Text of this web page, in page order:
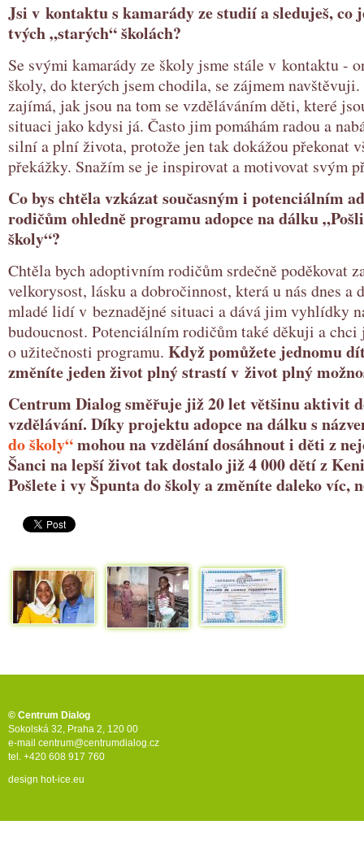
Jsi v kontaktu s kamarády ze studií a sleduješ, co
tvých „starých“ školách?
Se svými kamarády ze školy jsme stále v kontaktu -
školy, do kterých jsem chodila, se zájmem navštěvuji.
zajímá, jak jsou na tom se vzděláváním děti, které
situaci jako kdysi já. Často jim pomáhám radou a
silní a plní života, protože jen tak dokážou překonat
překážky. Snažím se je inspirovat a motivovat svým
Co bys chtěla vzkázat současným i potenciálním
rodičům ohledně programu adopce na dálku
školy“?
Chtěla bych adoptivním rodičům srdečně poděkovat
velkorysost, lásku a dobročinnost, která u nás dnes a
mladé lidí v beznadějné situaci a dává jim vyhlídky
budoucnost. Potenciálním rodičům také děkuji a
o užitečnosti programu. Když pomůžete jednomu
změníte jeden život plný strastí v život plný
Centrum Dialog směřuje již 20 let většinu aktivit
vzdělávání. Díky projektu adopce na dálku s
do školy“mohou na vzdělání dosáhnout i děti z
Šanci na lepší život tak dostalo již 4 000 dětí z
Pošlete i vy Špunta do školy a změníte daleko víc,
© Centrum Dialog
Sokolská 32, Praha 2, 120 00
e-mail centrum@centrumdialog.cz
tel. +420 608 917 760
design hot-ice.eu